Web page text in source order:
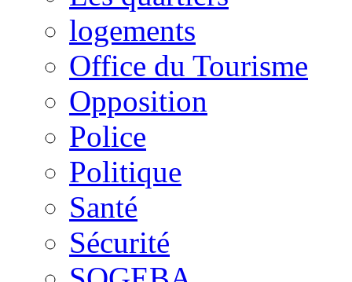
logements
Office du Tourisme
Opposition
Police
Politique
Santé
Sécurité